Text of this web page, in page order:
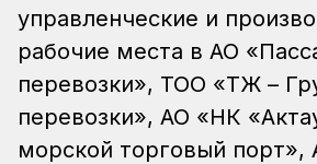
управленческие и
рабочие места в АО
перевозки», ТОО «ҚТЖ –
перевозки», АО «НК
морской торговый порт»,